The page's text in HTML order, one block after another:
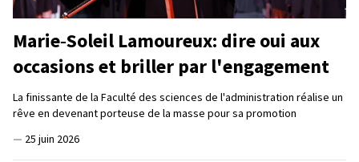
Marie‑Soleil Lamoureux: dire oui aux
occasions et briller par l'engagement
La finissante de la Faculté des sciences de l'administration réalise un
rêve en devenant porteuse de la masse pour sa promotion
— 25 juin 2026